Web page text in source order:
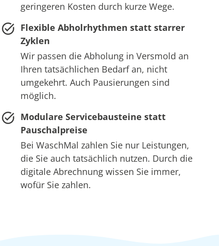
geringeren Kosten durch kurze Wege.
Flexible Abholrhythmen statt starrer
Zyklen
Wir passen die Abholung in Versmold an
Ihren tatsächlichen Bedarf an, nicht
umgekehrt. Auch Pausierungen sind
möglich.
Modulare Servicebausteine statt
Pauschalpreise
Bei WaschMal zahlen Sie nur Leistungen,
die Sie auch tatsächlich nutzen. Durch die
digitale Abrechnung wissen Sie immer,
wofür Sie zahlen.